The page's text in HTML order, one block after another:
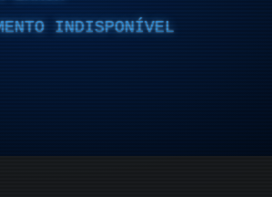
INDISPONÍVEL